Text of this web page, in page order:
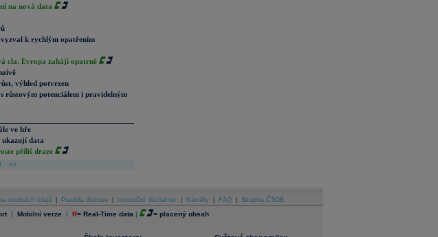
na nová data
k rychlým opatřením
cla. Evropa zahájí opatrně
výhled potvrzen
růstovým potenciálem i pravidelným
ve hře
ukazují data
příliš draze
>>
osobních údajů Pravidla diskuse Investiční disclaimer Náměty FAQ Skupina ČSOB
| Mobilní verze | R= Real-Time data | = placený obsah